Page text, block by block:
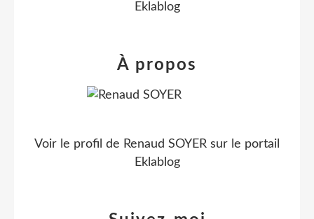
Eklablog
À propos
Voir le profil de Renaud SOYER sur le portail
Eklablog